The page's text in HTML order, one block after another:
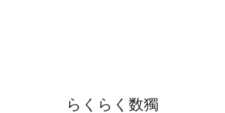
らくらく数獨